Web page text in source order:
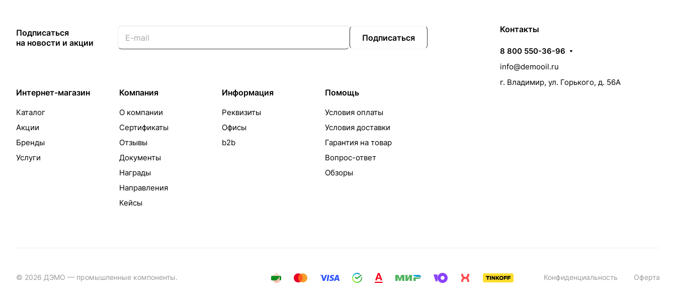
Подписаться
на новости и акции
Подписаться
Интернет-магазин
Каталог
Акции
Бренды
Услуги
Компания
О компании
Сертификаты
Отзывы
Документы
Награды
Направления
Кейсы
Информация
Реквизиты
Офисы
b2b
Помощь
Условия оплаты
Условия доставки
Гарантия на товар
Вопрос-ответ
Обзоры
Контакты
8 800 550-36-96
info@demooil.ru
г. Владимир, ул. Горького, д. 56А
© 2026 ДЭМО — промышленные компоненты. Конфиденциальность Оферта